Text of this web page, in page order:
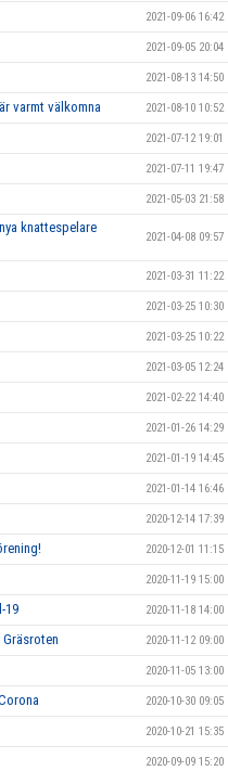
2021-09-06 16:42
2021-09-05 20:04
2021-08-13 14:50
varmt välkomna 2021-08-10 10:52
2021-07-12 19:01
2021-07-11 19:47
2021-05-03 21:58
knattespelare
2021-04-08 09:57
2021-03-31 11:22
2021-03-25 10:30
2021-03-25 10:22
2021-03-05 12:24
2021-02-22 14:40
2021-01-26 14:29
2021-01-19 14:45
2021-01-14 16:46
2020-12-14 17:39
2020-12-01 11:15
2020-11-19 15:00
19 2020-11-18 14:00
2020-11-12 09:00
2020-11-05 13:00
2020-10-30 09:05
2020-10-21 15:35
2020-09-09 15:20